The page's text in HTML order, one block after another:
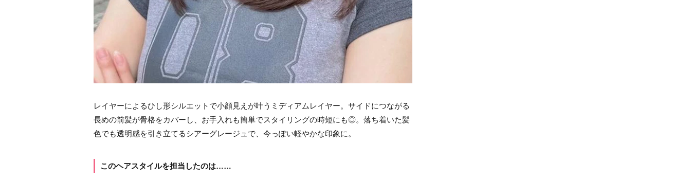
レイヤーによるひし形シルエットで小顔見えが叶うミディアムレイヤー。サイドにつながる
長めの前髪が骨格をカバーし、お手入れも簡単でスタイリングの時短にも◎。落ち着いた髪
色でも透明感を引き立てるシアーグレージュで、今っぽい軽やかな印象に。
このヘアスタイルを担当したのは……